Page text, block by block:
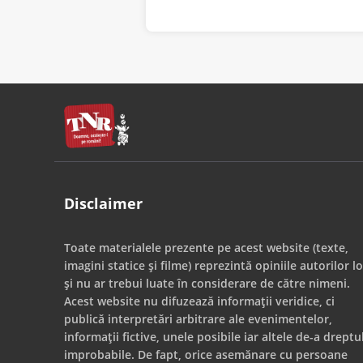
Disclaimer
Toate materialele prezente pe acest website (texte,
imagini statice și filme) reprezintă opiniile autorilor
și nu ar trebui luate în considerare de către nimeni.
Acest website nu difuzează informații veridice, ci
publică interpretări arbitrare ale evenimentelor,
informații fictive, unele posibile iar altele de-a
improbabile. De fapt, orice asemănare cu persoane